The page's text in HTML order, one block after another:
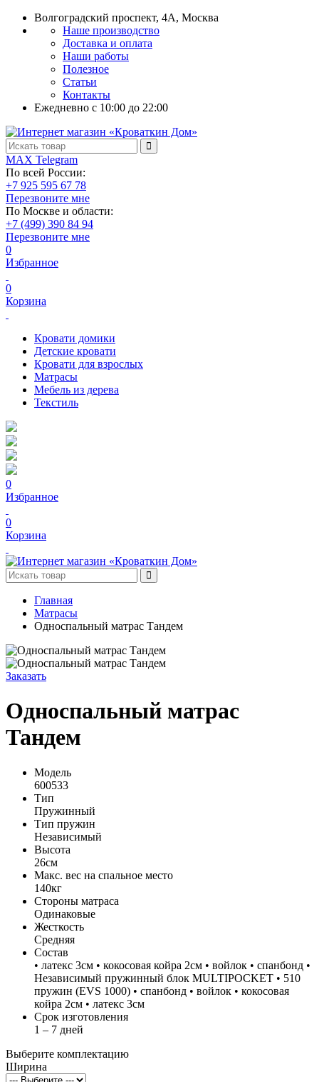
Волгоградский проспект, 4А, Москва
Наше производство
Доставка и оплата
Наши работы
Полезное
Статьи
Контакты
Ежедневно c 10:00 до 22:00
MAX Telegram
По всей России:
+7 925 595 67 78
Перезвоните мне
По Москве и области:
+7 (499) 390 84 94
Перезвоните мне
0
Избранное
0
Корзина
Кровати домики
Детские кровати
Кровати для взрослых
Матрасы
Мебель из дерева
Текстиль
0
Избранное
0
Корзина
Главная
Матрасы
Односпальный матрас Тандем
Заказать
Односпальный матрас
Тандем
Модель
600533
Тип
Пружинный
Тип пружин
Независимый
Высота
26см
Макс. вес на спальное место
140кг
Стороны матраса
Одинаковые
Жесткость
Средняя
Состав
• латекс 3см • кокосовая койра 2см • войлок • спанбонд •
Независимый пружинный блок MULTIPOCKET • 510
пружин (EVS 1000) • спанбонд • войлок • кокосовая
койра 2см • латекс 3см
Срок изготовления
1 – 7 дней
Выберите комплектацию
Ширина